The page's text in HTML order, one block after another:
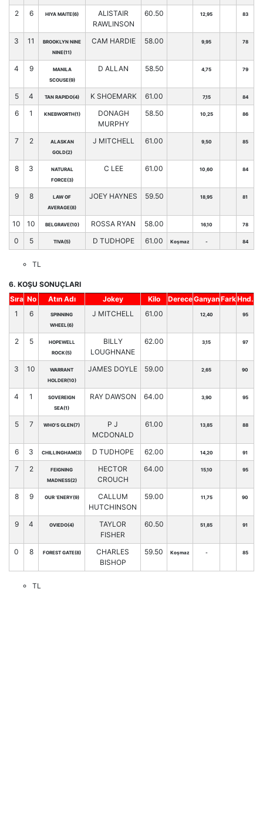
2
6 HIYA MAITE(6)
ALISTAIR
RAWLINSON
60.50 12,95 83
3 11
BROOKLYN NINE
NINE(11)
CAM HARDIE 58.00 9,95 78
4 9
MANILA
SCOUSE(9)
D ALLAN 58.50 4,75 79
5 4 TAN RAPIDO(4) K SHOEMARK 61.00 7,15 84
6 1 KNEBWORTH(1)
DONAGH
MURPHY
58.50 10,25 86
7 2
ALASKAN
GOLD(2)
J MITCHELL 61.00 9,50 85
8 3
NATURAL
FORCE(3)
C LEE 61.00 10,60 84
9 8
LAW OF
AVERAGE(8)
JOEY HAYNES 59.50 18,95 81
10 10 BELGRAVE(10) ROSSA RYAN 58.00 16,10 78
0 5 TIVA(5) D TUDHOPE 61.00 Koşmaz - 84
TL
6. KOŞU SONUÇLARI
Sıra No Atın Adı Jokey Kilo DereceGanyanFarkHnd.
1
6
SPINNING
WHEEL(6)
J MITCHELL 61.00 12,40 95
2 5
HOPEWELL
ROCK(5)
BILLY
LOUGHNANE
62.00 3,15 97
3 10
WARRANT
HOLDER(10)
JAMES DOYLE 59.00 2,65 90
4 1
SOVEREIGN
SEA(1)
RAY DAWSON 64.00 3,90 95
5 7 WHO'S GLEN(7)
P J
MCDONALD
61.00 13,85 88
6 3 CHILLINGHAM(3) D TUDHOPE 62.00 14,20 91
7 2
FEIGNING
MADNESS(2)
HECTOR
CROUCH
64.00 15,10 95
8 9 OUR 'ENERY(9)
CALLUM
HUTCHINSON
59.00 11,75 90
9 4 OVIEDO(4)
TAYLOR
FISHER
60.50 51,85 91
0 8 FOREST GATE(8)
CHARLES
BISHOP
59.50 Koşmaz - 85
TL